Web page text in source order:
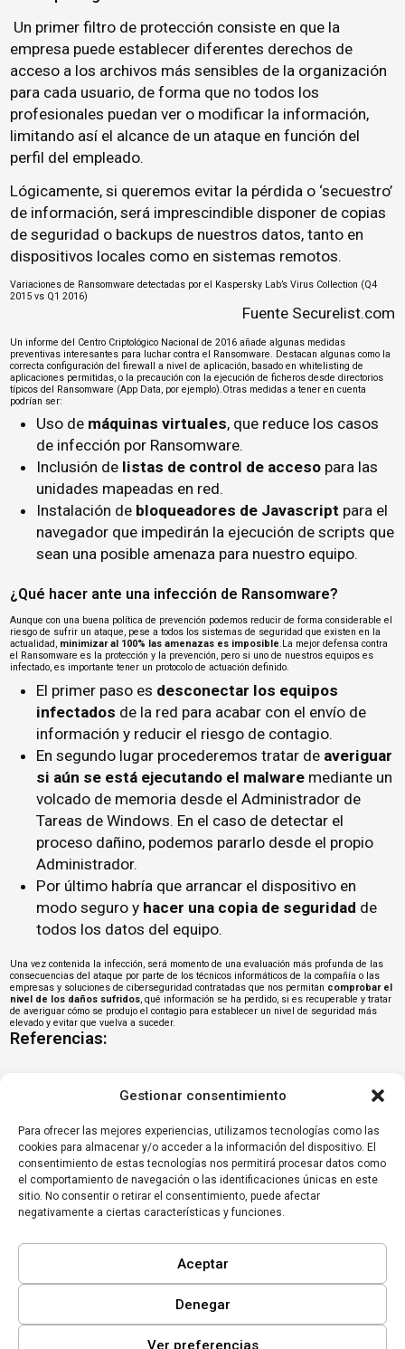
Gestionar consentimiento
Para ofrecer las mejores experiencias, utilizamos tecnologías como las
cookies para almacenar y/o acceder a la información del dispositivo. El
consentimiento de estas tecnologías nos permitirá procesar datos como
el comportamiento de navegación o las identificaciones únicas en este
sitio. No consentir o retirar el consentimiento, puede afectar
negativamente a ciertas características y funciones.
Aceptar
Denegar
Ver preferencias
Un primer filtro de protección consiste en que la
empresa puede establecer diferentes derechos de
acceso a los archivos más sensibles de la organización
para cada usuario, de forma que no todos los
profesionales puedan ver o modificar la información,
limitando así el alcance de un ataque en función del
perfil del empleado.
Lógicamente, si queremos evitar la pérdida o ‘secuestro’
de información, será imprescindible disponer de copias
de seguridad o backups de nuestros datos, tanto en
dispositivos locales como en sistemas remotos.
Variaciones de Ransomware detectadas por el Kaspersky Lab’s Virus Collection (Q4
2015 vs Q1 2016)
Fuente Securelist.com
Uninforme del Centro Criptológico Nacional de 2016 añade algunas medidas
preventivas interesantes para luchar contra el Ransomware. Destacan algunas como la
correcta configuración del firewall a nivel de aplicación, basado en whitelisting de
aplicaciones permitidas, o la precaución con la ejecución de ficheros desde directorios
típicos del Ransomware (App Data, por ejemplo).Otras medidas a tener en cuenta
podrían ser:
Uso de máquinas virtuales, que reduce los casos
de infección por Ransomware.
Inclusión de listas de control de acceso para las
unidades mapeadas en red.
Instalación de bloqueadores de Javascript para el
navegador que impedirán la ejecución de scripts que
sean una posible amenaza para nuestro equipo.
¿Qué hacer ante una infección de Ransomware?
Aunque con una buena política de prevención podemos reducir de forma considerable el
riesgo de sufrir un ataque, pese a todos los sistemas de seguridad que existen en la
actualidad, minimizar al 100% las amenazas es imposible.La mejor defensa contra
el Ransomware es la protección y la prevención, pero si uno de nuestros equipos es
infectado, es importante tener un protocolo de actuación definido.
El primer paso es desconectar los equipos
infectados de la red para acabar con el envío de
información y reducir el riesgo de contagio.
En segundo lugar procederemos tratar de averiguar
si aún se está ejecutando el malware mediante un
volcado de memoria desde el Administrador de
Tareas de Windows. En el caso de detectar el
proceso dañino, podemos pararlo desde el propio
Administrador.
Por último habría que arrancar el dispositivo en
modo seguro y hacer una copia de seguridad de
todos los datos del equipo.
Una vez contenida la infección, será momento de una evaluación más profunda de las
consecuencias del ataque por parte de los técnicos informáticos de la compañía o las
empresas y soluciones de ciberseguridad contratadas que nos permitan comprobar el
nivel de los daños sufridos, qué información se ha perdido, si es recuperable y tratar
de averiguar cómo se produjo el contagio para establecer un nivel de seguridad más
elevado y evitar que vuelva a suceder.
Referencias:
Ransomware
Panda Security: Oleada de Ransomware simulando
ser Correos
CCN-CERT Informe de Amenazas CCN-CERT IA-
01/16